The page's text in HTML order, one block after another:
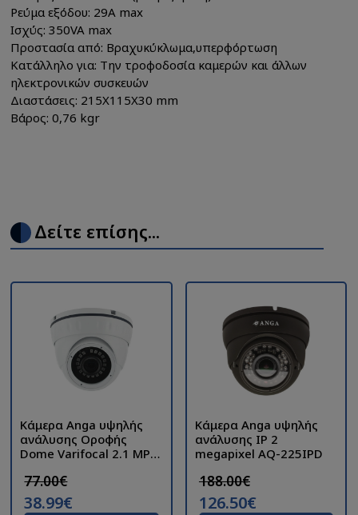
Ρεύμα εξόδου: 29A max
Ισχύς: 350VA max
Προστασία από: Bραχυκύκλωμα,υπερφόρτωση
Κατάλληλο για: Την τροφοδοσία καμερών και άλλων
ηλεκτρονικών συσκευών
Διαστάσεις: 215Χ115Χ30 mm
Βάρος: 0,76 kgr
Δείτε επίσης...
Κάμερα Anga υψηλής
ανάλυσης Οροφής
Dome Varifocal 2.1 MP
77.00€
38.99€
Κάμερα Anga υψηλής
ανάλυσης IP 2
megapixel AQ-225IPD
188.00€
126.50€